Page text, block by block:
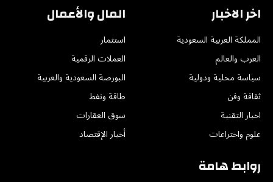
اخر الاخبار
المملكة العربية السعودية
العرب والعالم
سياسة محلية ودولية
ثقافة وفن
اخبار التقنية
علوم واختراعات
المال والأعمال
استثمار
العملات الرقمية
البورصة السعودية والعربية
طاقة ونفط
سوق العقارات
أخبار الإقتصاد
روابط هامة